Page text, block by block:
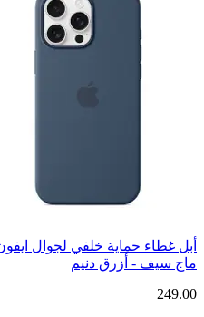
ماج سيف - أزرق دنيم
249.00